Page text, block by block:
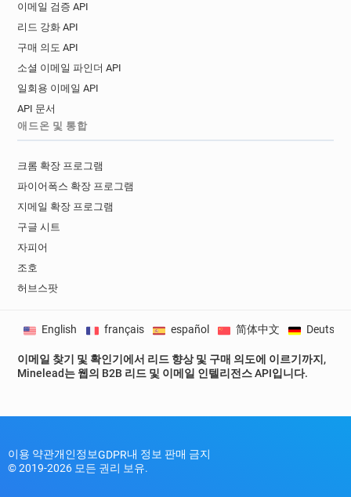
이메일 검증 API
리드 강화 API
구매 의도 API
소셜 이메일 파인더 API
일회용 이메일 API
API 문서
애드온 및 통합
크롬 확장 프로그램
파이어폭스 확장 프로그램
지메일 확장 프로그램
구글 시트
자피어
조호
허브스팟
이메일 찾기 및 확인기에서 리드 향상 및 구매 의도에 이르기까지,
Minelead는 웹의 B2B 리드 및 이메일 인텔리전스 API입니다.
English français español 简体中文 Deutsch
이용 약관개인정보GDPR내 정보 판매 금지
© 2019-2026 모든 권리 보유.